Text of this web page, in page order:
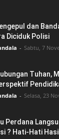
dan
Diciduk Polisi
- Sabtu, 7
Tuhan,
- Selasa, 23
Perdana
? Hati-Hati